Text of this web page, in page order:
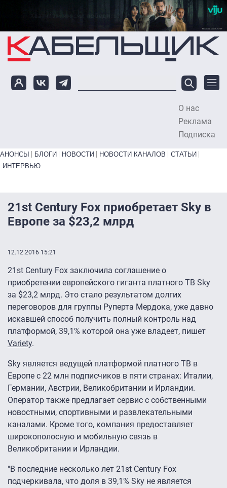
Перейти к основному содержанию
О нас
Реклама
Подписка
Primary links bottom
АНОНСЫ БЛОГИ НОВОСТИ НОВОСТИ КАНАЛОВ
СТАТЬИ
ИНТЕРВЬЮ
21st Century Fox приобретает Sky в
Европе за $23,2 млрд
12.12.2016 15:21
21st Century Fox заключила соглашение о
приобретении европейского гиганта платного ТВ Sky
за $23,2 млрд. Это стало результатом долгих
переговоров для группы Руперта Мердока, уже давно
искавшей способ получить полный контроль над
платформой, 39,1% которой она уже владеет, пишет
Variety.
Sky является ведущей платформой платного ТВ в
Европе с 22 млн подписчиков в пяти странах: Италии,
Германии, Австрии, Великобритании и Ирландии.
Оператор также предлагает сервис с собственными
новостными, спортивными и развлекательными
каналами. Кроме того, компания предоставляет
широкополосную и мобильную связь в
Великобритании и Ирландии.
"В последние несколько лет 21st Century Fox
подчеркивала, что доля в 39,1% Sky не является